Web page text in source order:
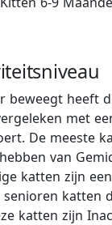
beweegt heeft
met
De meeste
van
katten zijn
katten
katten zijn